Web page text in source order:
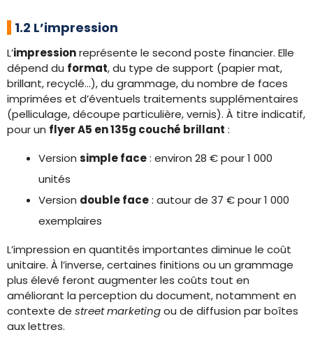
1.2 L’impression
L’impressionreprésente le second poste financier. Elle
dépend du format, du type de support (papier mat,
brillant, recyclé…), du grammage, du nombre de faces
imprimées et d’éventuels traitements supplémentaires
(pelliculage, découpe particulière, vernis). À titre indicatif,
pour un flyer A5 en 135g couché brillant :
Version simple face: environ 28 € pour 1 000
unités
Version double face: autour de 37 € pour 1 000
exemplaires
L’impression en quantités importantes diminue le coût
unitaire. À l’inverse, certaines finitions ou un grammage
plus élevé feront augmenter les coûts tout en
améliorant la perception du document, notamment en
contexte de street marketingou de diffusion par boîtes
aux lettres.